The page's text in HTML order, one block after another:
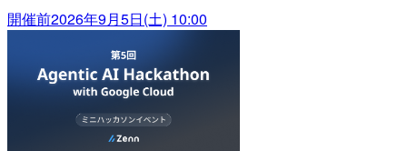
開催前2026年9月5日(土) 10:00